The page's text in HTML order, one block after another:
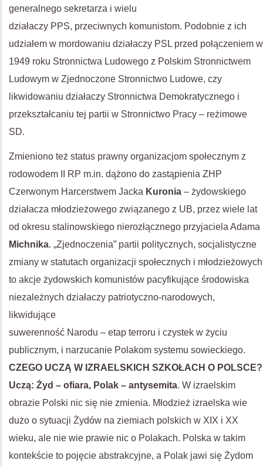
generalnego sekretarza i wielu
działaczy PPS, przeciwnych komunistom. Podobnie z ich
udziałem w mordowaniu działaczy PSL przed połączeniem w
1949 roku Stronnictwa Ludowego z Polskim Stronnictwem
Ludowym w Zjednoczone Stronnictwo Ludowe, czy
likwidowaniu działaczy Stronnictwa Demokratycznego i
przekształcaniu tej partii w Stronnictwo Pracy – reżimowe
SD.
Zmieniono też status prawny organizacjom społecznym z
rodowodem II RP m.in. dążono do zastąpienia ZHP
Czerwonym Harcerstwem Jacka Kuronia – żydowskiego
działacza młodzieżowego związanego z UB, przez wiele lat
od okresu stalinowskiego nierozłącznego przyjaciela Adama
Michnika. „Zjednoczenia” partii politycznych, socjalistyczne
zmiany w statutach organizacji społecznych i młodzieżowych
to akcje żydowskich komunistów pacyfikujące środowiska
niezależnych działaczy patriotyczno-narodowych,
likwidujące
suwerenność Narodu – etap terroru i czystek w życiu
publicznym, i narzucanie Polakom systemu sowieckiego.
CZEGO UCZĄ W IZRAELSKICH SZKOŁACH O POLSCE?
Uczą: Żyd – ofiara, Polak – antysemita. W izraelskim
obrazie Polski nic się nie zmienia. Młodzież izraelska wie
dużo o sytuacji Żydów na ziemiach polskich w XIX i XX
wieku, ale nie wie prawie nic o Polakach. Polska w takim
kontekście to pojęcie abstrakcyjne, a Polak jawi się Żydom